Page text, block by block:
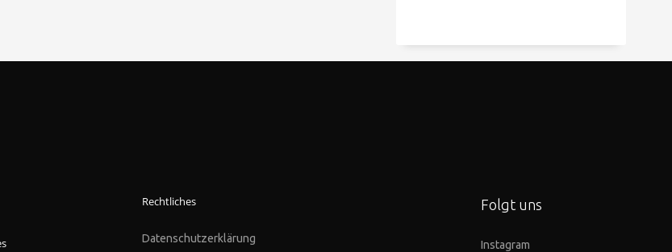
Rechtliches
Datenschutzerklärung
Folgt uns
Instagram